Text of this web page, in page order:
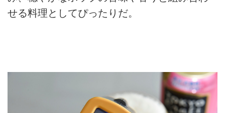
せる料理としてぴったりだ。